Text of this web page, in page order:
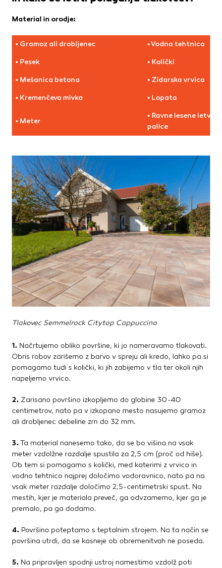
Material in orodje:
• Gramoz ali drobljenec • Vodna tehtnica
• Pesek • Količki
• Mešanica betona • Zidarska vrvica
• Kremenčeva mivka • Lopata
• Meter
• Ravne lesene letve
palice
Tlakovec Semmelrock Citytop Cappuccino
1. Načrtujemo obliko površine, ki jo nameravamo tlakovati.
Obris robov zarišemo z barvo v spreju ali kredo, lahko pa si
pomagamo tudi s količki, ki jih zabijemo v tla ter okoli njih
napeljemo vrvico.
2. Zarisano površino izkopljemo do globine 30-40
centimetrov, nato pa v izkopano mesto nasujemo gramoz
ali drobljenec debeline zrn do 32 mm.
3. Ta material nanesemo tako, da se bo višina na vsak
meter vzdolžne razdalje spustila za 2,5 cm (proč od hiše).
Ob tem si pomagamo s količki, med katerimi z vrvico in
vodno tehtnico najprej določimo vodoravnico, nato pa na
vsak meter razdalje določimo 2,5-centimetrski spust. Na
mestih, kjer je materiala preveč, ga odvzamemo, kjer ga je
premalo, pa ga dodamo.
4. Površino poteptamo s teptalnim strojem. Na ta način se
površina utrdi, da se kasneje ob obremenitvah ne poseda.
5. Na pripravljen spodnji ustroj namestimo vzdolž poti
Te piškotke nastavijo naši oglaševalski partnerji.
Partnerska oglaševalska podjetja jih lahko uporabljajo za
izdelavo profila vaših interesov, ki ga nato uporabijo za
prikazovanje ustreznih oglasov na drugih spletnih mestih.
Pri delu uporabljajo edinstveno prepoznavanje vašega
brskalnika in naprave. Če zavrnete uporabo teh piškotkov,